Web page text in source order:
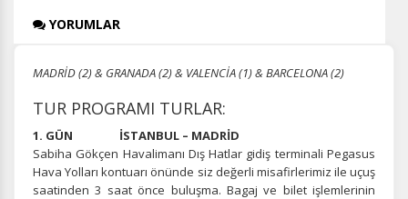
YORUMLAR
MADRİD (2) & GRANADA (2) & VALENCİA (1) & BARCELONA (2)
TUR PROGRAMI TURLAR:
1. GÜN İSTANBUL – MADRİD
Sabiha Gökçen Havalimanı Dış Hatlar gidiş terminali Pegasus
Hava Yolları kontuarı önünde siz değerli misafirlerimiz ile uçuş
saatinden 3 saat önce buluşma. Bagaj ve bilet işlemlerinin